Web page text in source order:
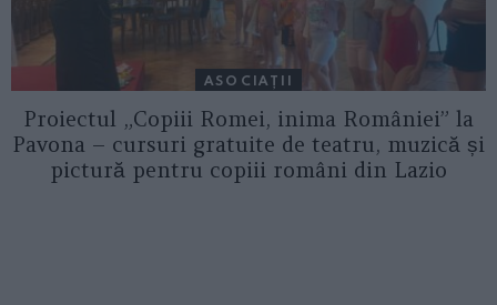
ASOCIAŢII
Proiectul „Copiii Romei, inima României” la
Pavona – cursuri gratuite de teatru, muzică și
pictură pentru copiii români din Lazio